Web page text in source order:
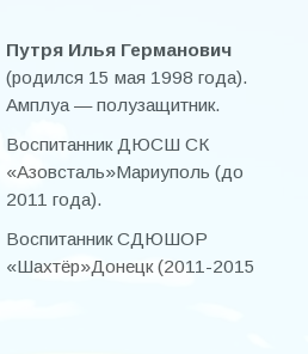
образца 1956 года
и игроков мы имели лихих
Путря Илья Германович
(родился 15 мая 1998 года).
Амплуа — полузащитник.
Воспитанник ДЮСШ СК
«Азовсталь»Мариуполь (до
2011 года).
Воспитанник СДЮШОР
«Шахтёр»Донецк (2011-2015